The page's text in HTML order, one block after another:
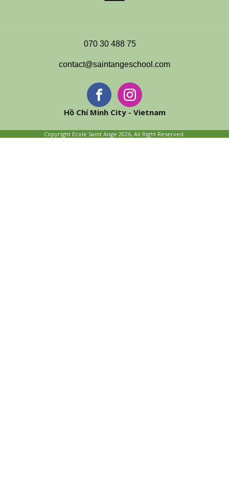
070 30 488 75
contact@saintangeschool.com
Hồ Chí Minh City - Vietnam
Copyright Ecole Saint Ange 2026, All Right Reserved.